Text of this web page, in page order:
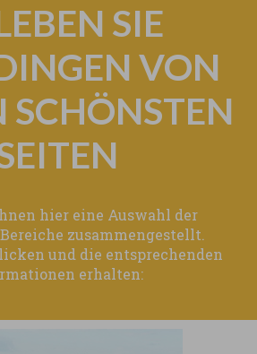
SIE
VON
SCHÖNSTEN
hier eine Auswahl der
zusammengestellt.
und die entsprechenden
erhalten: